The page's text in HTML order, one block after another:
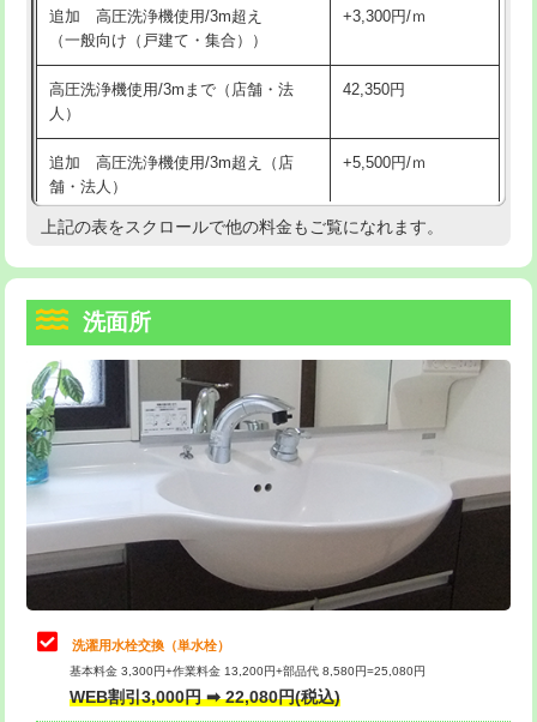
マス交換（深さ50㎝以上） 66,000円
コンクリート斫り（厚さ10㎝まで） 27,500円
コンクリート斫り（厚さ10㎝超え）
モルタル補修（厚さ10㎝まで）
モルタル補修（厚さ10㎝超え） 38,500円
洗面台設置 38,500円
追加人工
廃棄・処分 現場見積
※給水管工事は20mmまでの価格です。
持込商品取付（混合水栓） 16,500円
給水管工事※（ホール加工)
給水管工事※（バンド止め) 3,300円
給水管工事※（支持金具設置) 5,500円
給水管工事※（保温材使用（バンド止
め込み）)
5,500円
給水管工事※（土の掘削・埋め戻し作
業)
11,000円
給水管工事※（塩ビ管（VP・HI）使
用/3ｍまで)
33,000円
給水管工事※（塩ビ管（VP・HI）使
用（追加）/3ｍ超え)
給水管工事※（ライニング鋼管・銅
管・ポリ管・HT管使用/3ｍまで)
44,000円
給水管工事※（ライニング鋼管・銅
管・ポリ管・HT管使用/3ｍ超え)
排水管工事（土の掘削・埋め戻し作
追加 高圧洗浄機使用/3m超え
（一般向け（戸建て・集合））
+3,300円/ｍ
高圧洗浄機使用/3mまで（店舗・法
人）
42,350円
追加 高圧洗浄機使用/3m超え（店
舗・法人）
+5,500円/ｍ
高度高圧洗浄換 現地調査
トーラー機使用/3mまで
追加トーラー機使用/3m超え +3,300円
カメラ調査 33,000円
桝清掃
止水・漏水調査・防水処理・清掃・修
理・調整・分解・加工など（軽作業）
11,000円
止水・漏水調査・防水処理・清掃・修
理・調整・分解・加工など（中作業）
22,000円
止水・漏水調査・防水処理・清掃・修
理・調整・分解・加工など（重作業）
33,000円
上記の表をスクロールで他の料金もご覧になれます。
洗面所
洗濯用水栓交換（単水栓）
基本料金 3,300円+作業料金 13,200円+部品代 8,580円=25,080円
WEB割引3,000円 ➡ 22,080円(税込)